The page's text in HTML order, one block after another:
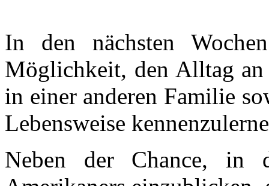
In den nächsten
Möglichkeit, den Alltag an
in einer anderen Familie
Lebensweise
Neben der Chance, in